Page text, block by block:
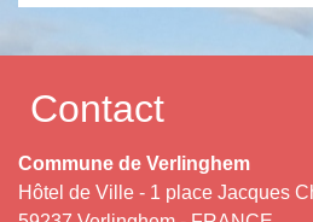
Contact
Commune de Verlinghem
Hôtel de Ville - 1 place Jacques